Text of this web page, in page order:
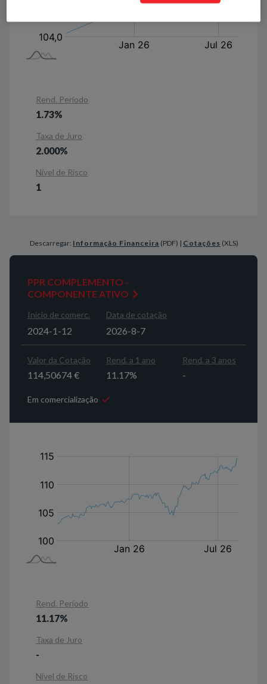
Rend. Período
1.73%
Taxa de Juro
2.000%
Nível de Risco
1
Descarregar: Informação Financeira (PDF) | Cotações (XLS)
PPR COMPLEMENTO -
COMPONENTE ATIVO
Início de comerc. Data de cotação
2024-1-12 2026-8-7
Valor da Cotação Rend. a 1 ano Rend. a 3 anos
114,50674 € 11.17% -
Em comercialização
Rend. Período
11.17%
Taxa de Juro
-
Nível de Risco